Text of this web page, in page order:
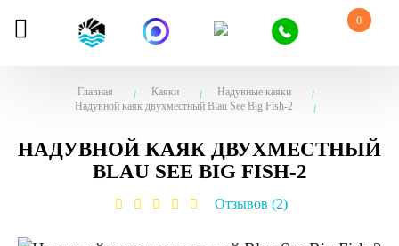
0
Главная Каяки
Надувные каяки
Надувной каяк двухместный Blau See Big Fish-2
НАДУВНОЙ КАЯК ДВУХМЕСТНЫЙ
BLAU SEE BIG FISH-2
Отзывов (2)